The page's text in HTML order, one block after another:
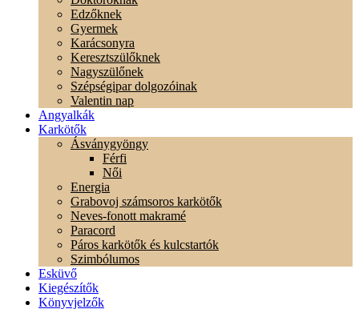
Edzőknek
Gyermek
Karácsonyra
Keresztszülőknek
Nagyszülőnek
Szépségipar dolgozóinak
Valentin nap
Angyalkák
Karkötők
Ásványgyöngy
Férfi
Női
Energia
Grabovoj számsoros karkötők
Neves-fonott makramé
Paracord
Páros karkötők és kulcstartók
Szimbólumos
Esküvő
Kiegészítők
Könyvjelzők